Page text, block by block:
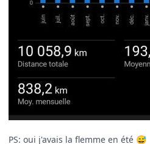
PS: oui j'avais la flemme en été 😅